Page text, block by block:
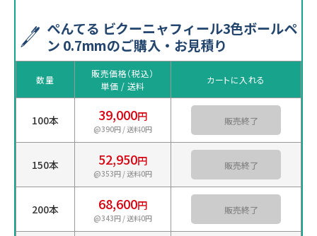
ぺんてる ビクーニャフィール3色ボールペ
ン 0.7mmのご購入・お見積り
数量
販売価格（税込）
単価 / 送料
カートに入れる
100本 39,000円
@390円 / 送料0円
カートに入れる
150本 52,950円
@353円 / 送料0円
カートに入れる
200本 68,600円
@343円 / 送料0円
カートに入れる